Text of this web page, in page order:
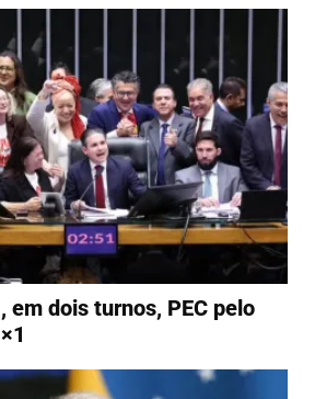
em dois turnos, PEC pelo